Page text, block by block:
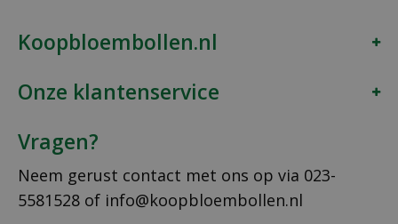
Koopbloembollen.nl
Onze klantenservice
Vragen?
Neem gerust contact met ons op via 023-
5581528 of info@koopbloembollen.nl